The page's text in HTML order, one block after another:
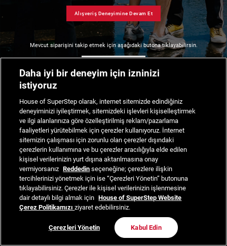
Alışveriş Deneyimine Devam Et
Mevcut siparişini takip etmek için aşağıdaki butona tıklayabilirsin.
Daha iyi bir deneyim için izninizi
istiyoruz
House of SuperStep olarak, internet sitemizde edindiğiniz
deneyiminizi iyileştirmek, sitemizdeki işlevleri kişiselleştirmek
ve ilgi alanlarınıza göre özelleştirilmiş reklam/pazarlama
faaliyetleri yürütebilmek için çerezler kullanıyoruz. İnternet
sitemizin çalışması için zorunlu olan çerezler dışındaki
çerezlerin kullanımına ve bu çerezler aracılığıyla elde edilen
kişisel verilerinizin yurt dışına aktarılmasına onay
vermiyorsanız Reddedin seçeneğine; çerezlere ilişkin
tercihlerinizi yönetmek için ise “Çerezleri Yönetin” butonuna
tıklayabilirsiniz. Çerezler ile kişisel verilerinizin işlenmesine
dair detaylı bilgi almak için House of SuperStep Website
Çerez Politikamızıziyaret edebilirsiniz.
Çerezleri Yönetin Kabul Edin